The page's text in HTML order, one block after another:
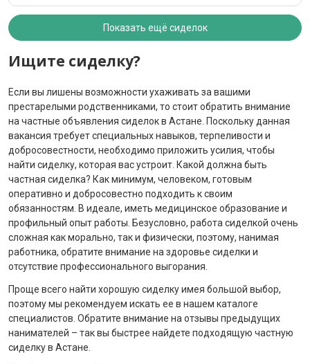
Показать ещё сиделок
Ищите сиделку?
Если вы лишены возможности ухаживать за вашими
престарелыми родственниками, то стоит обратить внимание
на частные объявления сиделок в Астане. Поскольку данная
вакансия требует специальных навыков, терпеливости и
добросовестности, необходимо приложить усилия, чтобы
найти сиделку, которая вас устроит. Какой должна быть
частная сиделка? Как минимум, человеком, готовым
оперативно и добросовестно подходить к своим
обязанностям. В идеале, иметь медицинское образование и
профильный опыт работы. Безусловно, работа сиделкой очень
сложная как морально, так и физически, поэтому, нанимая
работника, обратите внимание на здоровье сиделки и
отсутствие профессионального выгорания.
Проще всего найти хорошую сиделку имея большой выбор,
поэтому мы рекомендуем искать ее в нашем каталоге
специалистов. Обратите внимание на отзывы предыдущих
нанимателей – так вы быстрее найдете подходящую частную
сиделку в Астане.